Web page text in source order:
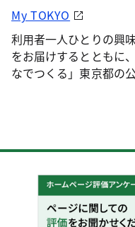
My TOKYO
利用者一人ひとりの興
をお届けするとともに
なでつくる」東京都の